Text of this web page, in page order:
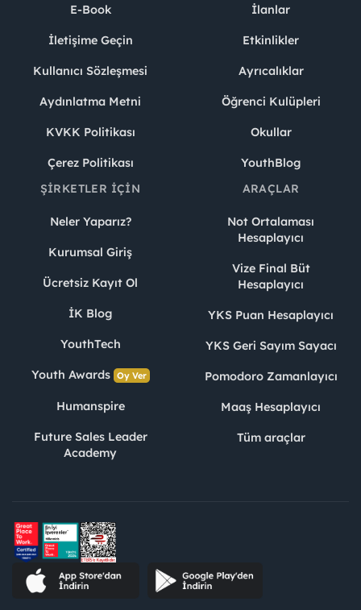
E-Book
İletişime Geçin
Kullanıcı Sözleşmesi
Aydınlatma Metni
KVKK Politikası
Çerez Politikası
İlanlar
Etkinlikler
Ayrıcalıklar
Öğrenci Kulüpleri
Okullar
YouthBlog
ŞIRKETLER İÇIN
Neler Yaparız?
Kurumsal Giriş
Ücretsiz Kayıt Ol
İK Blog
YouthTech
Youth Awards Oy Ver
Humanspire
Future Sales Leader
Academy
ARAÇLAR
Not Ortalaması
Hesaplayıcı
Vize Final Büt
Hesaplayıcı
YKS Puan Hesaplayıcı
YKS Geri Sayım Sayacı
Pomodoro Zamanlayıcı
Maaş Hesaplayıcı
Tüm araçlar